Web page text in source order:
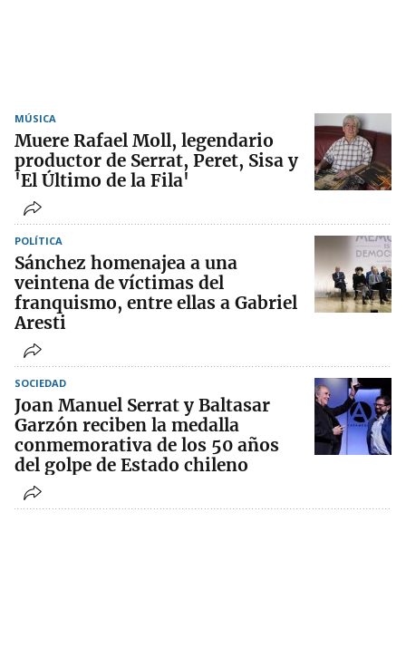
MÚSICA
Muere Rafael Moll, legendario
productor de Serrat, Peret, Sisa y
'El Último de la Fila'
POLÍTICA
Sánchez homenajea a una
veintena de víctimas del
franquismo, entre ellas a Gabriel
Aresti
SOCIEDAD
Joan Manuel Serrat y Baltasar
Garzón reciben la medalla
conmemorativa de los 50 años
del golpe de Estado chileno